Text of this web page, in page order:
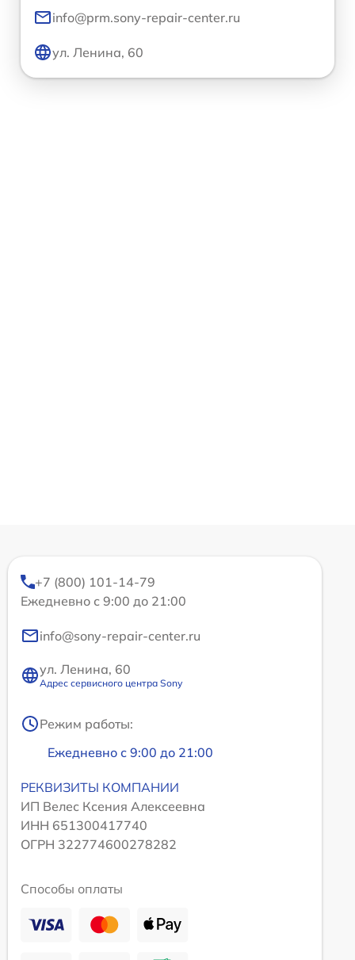
info@prm.sony-repair-center.ru
ул. Ленина, 60
+7 (800) 101-14-79
Ежедневно с 9:00 до 21:00
info@sony-repair-center.ru
ул. Ленина, 60
Адрес сервисного центра Sony
Режим работы:
Ежедневно с 9:00 до 21:00
РЕКВИЗИТЫ КОМПАНИИ
ИП Велес Ксения Алексеевна
ИНН 651300417740
ОГРН 322774600278282
Способы оплаты